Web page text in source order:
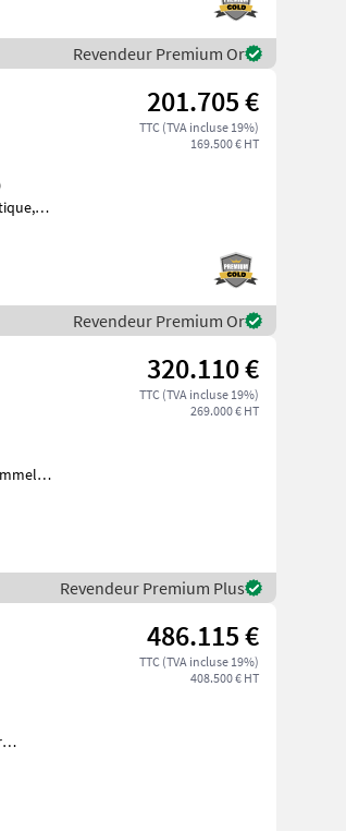
Revendeur Premium Or
201.705 €
TTC (TVA incluse 19%)
169.500 € HT
Revendeur Premium Or
320.110 €
TTC (TVA incluse 19%)
269.000 € HT
Revendeur Premium Plus
486.115 €
TTC (TVA incluse 19%)
408.500 € HT